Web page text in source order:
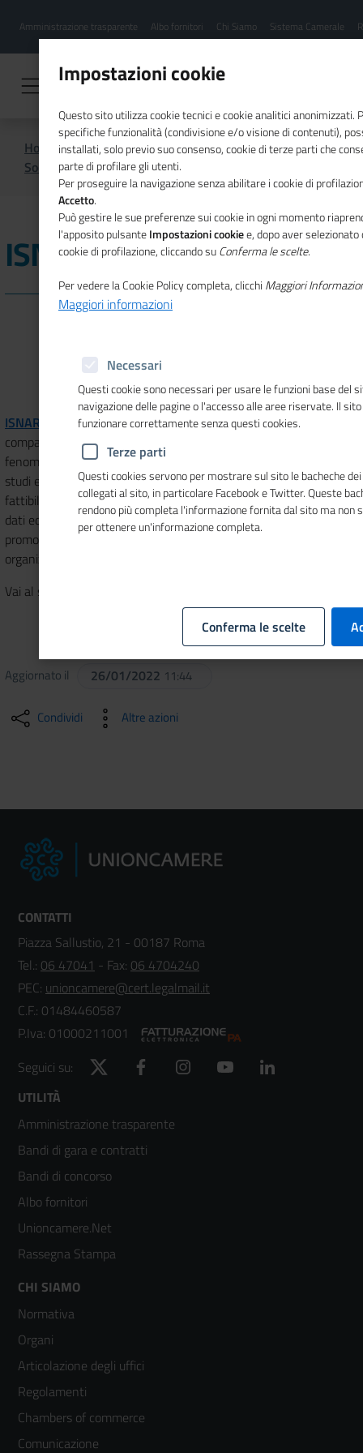
contenuto
Menu
hamburgher
Amministrazione trasparente Albo fornitori Chi Siamo Sistema Camerale
Home
Sistema Camerale
Società del sistema camerale
ISNART
ISNART
è la società nata dal Sistema camerale per affiancare il
comparto turistico italiano nella comprensione dei nuovi
fenomeni e nel miglioramento del livello di competitività. Realizza
studi e pubblicazioni sul turismo, indagini, rilevazioni e progetti di
fattibilità, elaborazione dati, costituzione e forniture di banche
dati ed Osservatori, svolgimento di attività editoriali e di
promozione e diffusione con ogni mezzo dei propri servizi,
organizzazione di convegni, seminari e dibattiti in ambito turistico.
Vai al sito
Aggiornato il 26/01/2022 11:44
Condividi Altre azioni
CONTATTI
Piazza Sallustio, 21 - 00187 Roma
Tel.: 06 47041 - Fax: 06 4704240
PEC: unioncamere@cert.legalmail.it
C.F.: 01484460587
P.Iva: 01000211001
Seguici su:
Twitter Facebook Instagram YouTube
Footer
menù
colonna
2
UTILITÀ
Amministrazione trasparente
Bandi di gara e contratti
Bandi di concorso
Albo fornitori
Unioncamere.Net
Rassegna Stampa
Footer
menù
colonna
3
CHI SIAMO
Normativa
Organi
Articolazione degli uffici
Regolamenti
Chambers of commerce
Comunicazione
Impostazioni cookie
Questo sito utilizza cookie tecnici e cookie analitici anonimizzati.
specifiche funzionalità (condivisione e/o visione di contenuti),
installati, solo previo suo consenso, cookie di terze parti che
parte di profilare gli utenti.
Per proseguire la navigazione senza abilitare i cookie di
Accetto.
Può gestire le sue preferenze sui cookie in ogni momento
l'apposito pulsanteImpostazioni cookiee, dopo aver
cookie di profilazione, cliccando suConferma le scelte.
Per vedere la Cookie Policy completa, clicchi Maggiori
Maggiori informazioni
Necessari
Questi cookie sono necessari per usare le funzioni base del
navigazione delle pagine o l'accesso alle aree riservate. Il
funzionare correttamente senza questi cookies.
Terze parti
Questi cookies servono per mostrare sul sito le bacheche
collegati al sito, in particolare Facebook e Twitter. Queste
rendono più completa l'informazione fornita dal sito ma non
per ottenere un'informazione completa.
Conferma le scelte